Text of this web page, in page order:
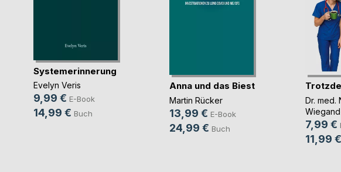
Systemerinnerung
Evelyn Veris
9,99 € E-Book
14,99 € Buch
Anna und das Biest
Martin Rücker
13,99 € E-Book
24,99 € Buch
Dr. med.
Wiegand
7,99 €
11,99 €